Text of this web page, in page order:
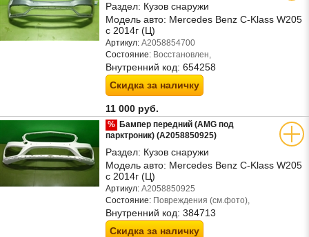
Раздел: Кузов снаружи
Модель авто: Mercedes Benz C-Klass W205
с 2014г (Ц)
Артикул: A2058854700
Состояние: Восстановлен,
Внутренний код: 654258
Скидка за наличку
11 000 руб.
% Бампер передний (AMG под
парктроник) (A2058850925)
Раздел: Кузов снаружи
Модель авто: Mercedes Benz C-Klass W205
с 2014г (Ц)
Артикул: A2058850925
Состояние: Повреждения (см.фото),
Внутренний код: 384713
Скидка за наличку